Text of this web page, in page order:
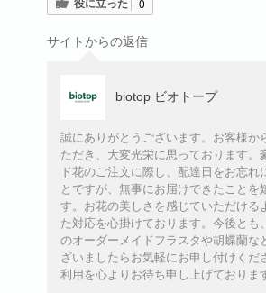
サイトからの返信
biotop ビオトープ
誠にありがとうございます。お客様か
ただき、大変光栄に思っております。
ド花のご注文に際し、配達日をお忘れ
とですが、無事にお届けできたことを
す。お花の美しさを感じていただける
た対応を心掛けております。今後とも
のオーダーメイドフラスタや胡蝶蘭な
ざいましたらお気軽にお申し付けくだ
利用を心よりお待ち申し上げておりま